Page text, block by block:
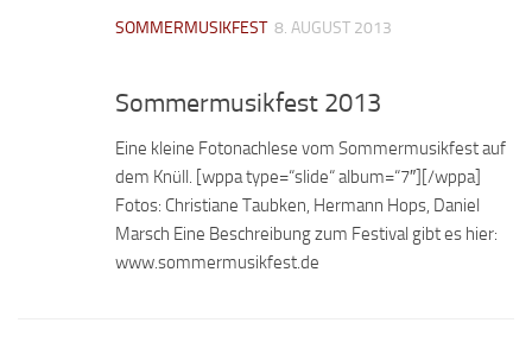
SOMMERMUSIKFEST 8. AUGUST 2013
Sommermusikfest 2013
Eine kleine Fotonachlese vom Sommermusikfest auf
dem Knüll. [wppa type=“slide“ album=“7″][/wppa]
Fotos: Christiane Taubken, Hermann Hops, Daniel
Marsch Eine Beschreibung zum Festival gibt es hier:
www.sommermusikfest.de